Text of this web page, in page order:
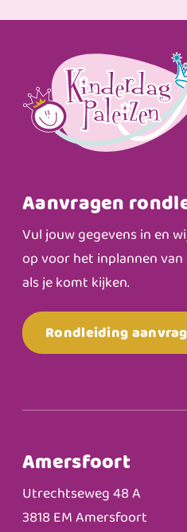
Aanvragen
Vul jouw gegevens in en
op voor het inplannen
als je komt kijken.
Rondleiding
Amersfoort
Utrechtseweg 48 A
3818 EM Amersfoort